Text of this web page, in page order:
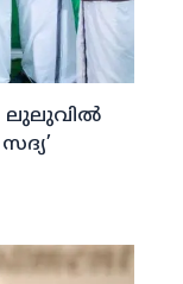
ലുലുവില്‍